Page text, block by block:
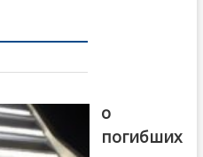
о
погибших